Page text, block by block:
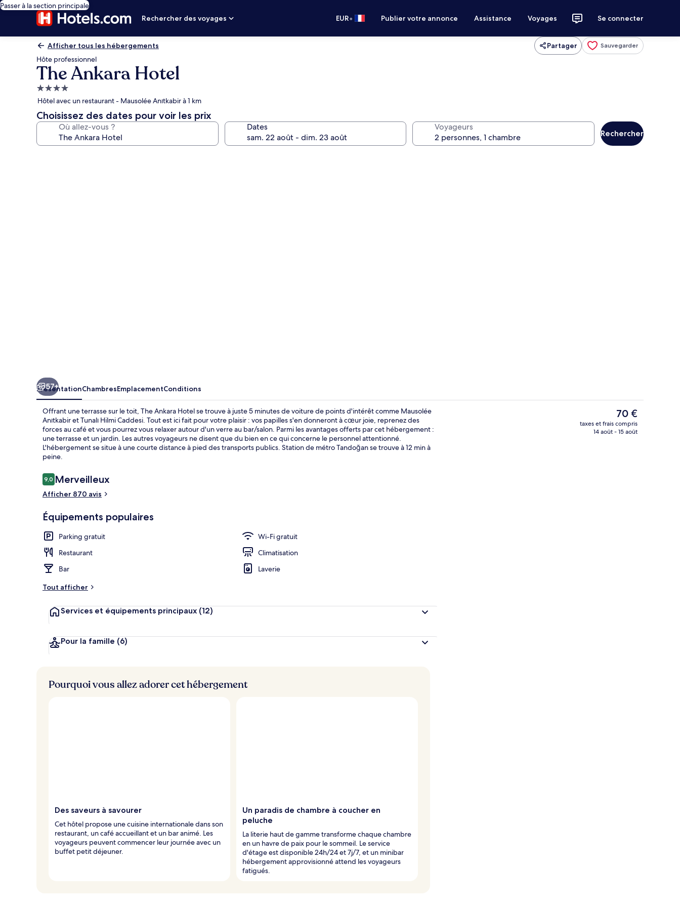
Passer à la section principale
Rechercher des voyages
EUR• Publier votre annonce Assistance Voyages Se connecter
Afficher tous les hébergements Partager Sauvegarder
Hôte professionnel
The Ankara Hotel
Hébergement
4.0 étoiles
Hôtel avec un restaurant - Mausolée Anıtkabir à 1 km
Choisissez des dates pour voir les prix
Où allez-vous ? Dates Voyageurs
Rechercher
57+
PrésentationChambresEmplacementConditions
Offrant une terrasse sur le toit, The Ankara Hotel se trouve à juste 5 minutes de voiture de points d'intérêt comme Mausolée
Anıtkabir et Tunalı Hilmi Caddesi. Tout est ici fait pour votre plaisir : vos papilles s'en donneront à cœur joie, reprenez des
forces au café et vous pourrez vous relaxer autour d'un verre au bar/salon. Parmi les avantages offerts par cet hébergement :
une terrasse et un jardin. Les autres voyageurs ne disent que du bien en ce qui concerne le personnel attentionné.
L'hébergement se situe à une courte distance à pied des transports publics. Station de métro Tandoğan se trouve à 12 min à
peine.
Avis
voyageurs
9,09,0 sur 10
Merveilleux
Afficher 870 avis
Équipements populaires
Parking gratuit
Wi-Fi gratuit
Restaurant
Climatisation
Bar
Laverie
Tout afficher
Services et équipements principaux (12)
Pour la famille (6)
Le
prix
actuel
70 €
taxes et frais compris
14 août - 15 août
Pourquoi vous allez adorer cet hébergement
Des saveurs à savourer
Cet hôtel propose une cuisine internationale dans son
restaurant, un café accueillant et un bar animé. Les
voyageurs peuvent commencer leur journée avec un
buffet petit déjeuner.
Un paradis de chambre à coucher en
peluche
La literie haut de gamme transforme chaque chambre
en un havre de paix pour le sommeil. Le service
d'étage est disponible 24h/24 et 7j/7, et un minibar
hébergement approvisionné attend les voyageurs
fatigués.